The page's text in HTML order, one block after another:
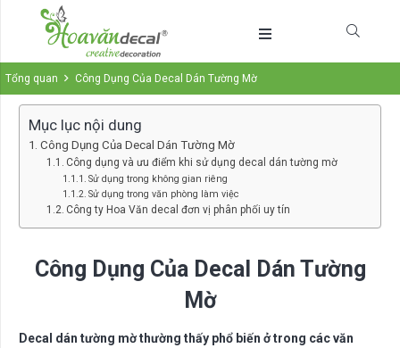
Tổng quan Công Dụng Của Decal Dán Tường Mờ
Mục lục nội dung
Công Dụng Của Decal Dán Tường Mờ
Công dụng và ưu điểm khi sử dụng decal dán tường mờ
Sử dụng trong không gian riêng
Sử dụng trong văn phòng làm việc
Công ty Hoa Văn decal đơn vị phân phối uy tín
Công Dụng Của Decal Dán Tường
Mờ
Decal dán tường mờthường thấy phổ biến ở trong các văn